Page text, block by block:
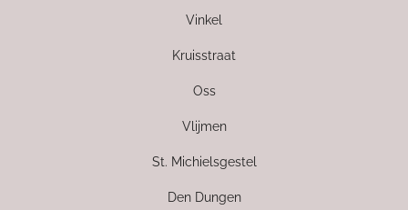
Vinkel
Kruisstraat
Oss
Vlijmen
St. Michielsgestel
Den Dungen